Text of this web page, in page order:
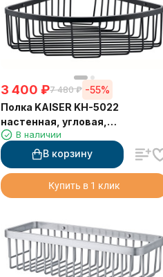
3 400 ₽7 480 ₽ -55%
Полка KAISER KH-5022
настенная, угловая,
230*230*72 мм, черный
В наличии
В корзину
Купить в 1 клик